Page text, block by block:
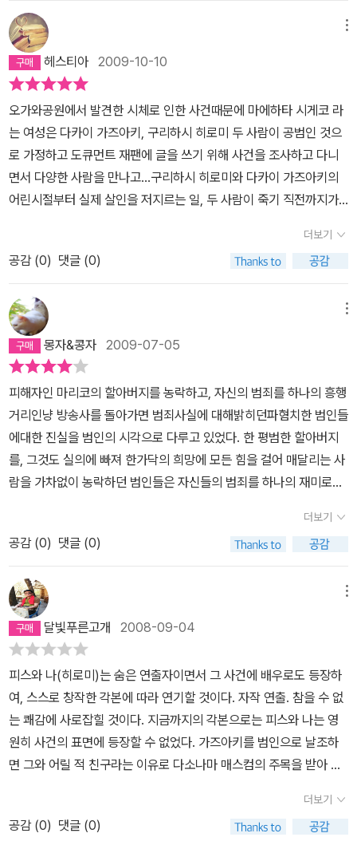
말았으니까. 그렇지만 그거도 인수분해 속에서는 그녀의 슬픔의 인자
가 되어버리겠지.'......'그런 것이 올바른 분석이라면, 어떤 궤변도 다
통하고 말 거야. 나쁜 것은 모두 사라져버리고 불쌍한 인간만 남으니
까. 남는 것은 피해자뿐이고, 나쁜 것은 모두 손가락 사이로 빠져나가
버려. 그렇지만 그건 말이 안 돼. 그러니까 절대로 메구미의 말에 지면
안 돼. 그녀의 짐까지 네가 짊어져서는 안 되는 거야.'-420쪽'불쌍하
게도, 너무 빨리 만난 것 같아. 그애의 상처가 어느 정도 나은 다음에
만났더라면 좋았을 것을. 지금은 어떻게 해도 안 돼.''왜 나는 안 된다
는 거야?''너라서 안 되는 게 아냐. 누구라도 안 돼. 훨씬 어른이고 훨
머리가 텅 비어서 하루 종일 자기 밖에 생각하지 않는 여자이든지. 너
는 어느 쪽도 아니거든. 어머니가 되기에는 너무 어리고, 백치가 되기
에는 너무 머리가 좋아.'-425쪽
지금까지 손에 쥐고 있다고 생각했던 애정과, 쌓아왔다고 확신했던
인간관계가 그저 거짓과 무관심과 착각과 기대에 의해 만들어진 환상
에 지나지 않는다는 사실을 두 눈으로 목격하고 절망에 빠지는 일이
종종 있다. 189쪽
로 피해자는 자기가 왜 그런 어처구니없는 일을 당하는지 모르는 거
야. 원한, 애증, 돈, 그런 이유가 있다면 피해자도 납득을 할 수 있겠
지. 자신을 위로하거나 범인을 미워하거나 사회를 원망할 때는 그 근
거가 필요한 거야. 범인이 그 근거를 제시해주면 대처할 방법이라도
있지. 그러나 애당초 근거 같은 건 없었어. 그거야말로 완벽한 악이야.
203쪽 누군가를 향해 손을 내밀고 내가 곁에 있으니 괜찮다고 말을
거는 순간에, 그는 다른 사람이 기댈 수 있는 존재가 된다. 처음부터
듬직한 인간은 없다. 처음부터 힘있는 인간은 없다. 누구든 상대를 받
간이 일으키는 재난의 뿌리에는 오로지 지배와 피지배의 관계만이 있
을 뿐이라는 것이 다케가미의 생각이었다. 450쪽
실을 정면으로 마주한다는 건 애당초 불가능한 일이야. 절대로 그러
지 못해. 물론 사실은 하나뿐이야. 그러나 사실에 대한 해석은 관련된
사람의 수만큼 존재해. 사실에는 정면도 없고 뒷면도 없어. 모두 자신
이 보는 쪽이 정면이라고 생각하는 것뿐이야. 어차피 인간은 보고 싶
은 것밖에 보지 않고, 믿고 싶은 것밖에 믿지 않아. 493쪽
헤스티아2009-10-10
오가와공원에서 발견한 시체로 인한 사건때문에 마에하타 시게코 라
는 여성은 다카이 가즈아키, 구리하시 히로미 두 사람이 공범인 것으
로 가정하고 도큐먼트 재팬에 글을 쓰기 위해 사건을 조사하고 다니
면서 다양한 사람을 만나고...구리하시 히로미와 다카이 가즈아키의
어린시절부터 실제 살인을 저지르는 일, 두 사람이 죽기 직전까지가
인이 아니였던 것.실제는 구리하시 히로미와 친했던 아미가와 고이
치.언젠가 구리하시도 처치하려 했던 아미가와는 뜻밖의 차 사고에
의미모를 미소를 짓는다.살인사건 자체를 연극무대. 피해자는 여배
우. 스토리는 그들이 짜고..이런 생각을 갖고 있는 두 남자에게 분노가
일었다.
더보기
공감 (0) 댓글 (0)
몽자&콩자 2009-07-05
피해자인 마리코의 할아버지를 농락하고, 자신의 범죄를 하나의 흥행
거리인냥 방송사를 돌아가면 범죄사실에 대해밝히던파혐치한 범인들
에대한 진실을 범인의 시각으로 다루고 있었다. 한 평범한 할아버지
를, 그것도 실의에 빠져 한가닥의 희망에 모든 힘을 걸어 매달리는 사
람을 가차없이 농락하던 범인들은 자신들의 범죄를 하나의 재미로만
않은,자신의 재미와 자신의 것만 중시하는 아이들처럼 남의 고통은
생각지도 않은채 행동을 하는 범인들.. 어쩌면 남의 고통을 모르기에
그들의 모습이 더욱 끔찍한지도 모르겠다.만약에 히로미의 엄마가 히
로미가엄마의 지갑에 손을대고 몰래 돈을 가져가는 것을 묵인하지않
았더라면,부모로서 아들을 무서워하기보단 아들을 제대로 혼냈더라
면 히로미는 이렇게까지 타락하진 않았을까? 하지만 그렇다고해도
히로미가 사람을 죽인 것의원인이성장배경과 나쁜 친구를 만났다는
것만으로 이해되고, 용서받으며, 불쌍히 여겨서는 안된다.물론 그런
환경이 원인이 될 수 있지만 사람이라면 자신을 절제할 수 있는 이성
이란 것이 있으니, 그리고 사회적 관념과 도덕이라는 것을 배우니 말
이다. 사이코 패스라는 이유로 범죄가 정당화되지않듯, 그런 환경에
의해 살인자가 되었다고 해도 그 사람의 잘못이 아닌 것은 아니니 말
이다.그러고보니모방범에서 보이는 피스와 히로미의 모습은 군포여
대생실종사건의범인인 강호순과도 너무 흡사했다.주변사람들에겐 성
더보기
공감 (0) 댓글 (0)
달빛푸른고개 2008-09-04
피스와 나(히로미)는 숨은 연출자이면서 그 사건에 배우로도 등장하
여, 스스로 창작한 각본에 따라 연기할 것이다. 자작 연출. 참을 수 없
는 쾌감에 사로잡힐 것이다. 지금까지의 각본으로는 피스와 나는 영
원히 사건의 표면에 등장할 수 없었다. 가즈아키를 범인으로 날조하
면 그와 어릴 적 친구라는 이유로 다소나마 매스컴의 주목을 받아 발
해자의 유족이 되면, 사정은 완전히 달라진다.-247쪽기억. 기억. 기
억. 인간이란 존재는 기억으로 만들어져 있는 모양이다. 그런 통찰이
더보기
공감 (0) 댓글 (0)